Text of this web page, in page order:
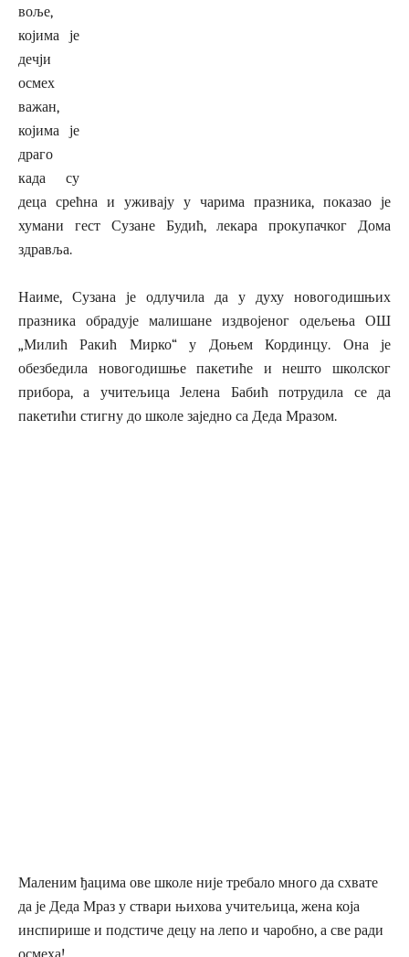
воље,
којима је
дечји
осмех
важан,
којима је
драго
када су
деца срећна и уживају у чарима празника, показао је
хумани гест Сузане Будић, лекара прокупачког Дома
здравља.
Наиме, Сузана је одлучила да у духу новогодишњих
празника обрадује малишане издвојеног одељења ОШ
„Милић Ракић Мирко“ у Доњем Кординцу. Она је
обезбедила новогодишње пакетиће и нешто школског
прибора, а учитељица Јелена Бабић потрудила се да
пакетићи стигну до школе заједно са Деда Мразом.
Маленим ђацима ове школе није требало много да схвате
да је Деда Мраз у ствари њихова учитељица, жена која
инспирише и подстиче децу на лепо и чаробно, а све ради